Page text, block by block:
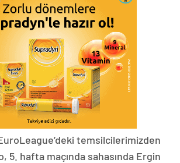
temsilcilerimizden
5. hafta maçında sahasında Ergin